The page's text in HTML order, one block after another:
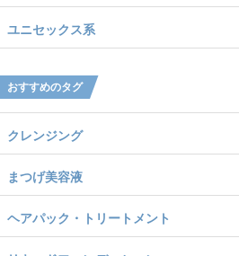
ユニセックス系
おすすめのタグ
クレンジング
まつげ美容液
ヘアパック・トリートメント